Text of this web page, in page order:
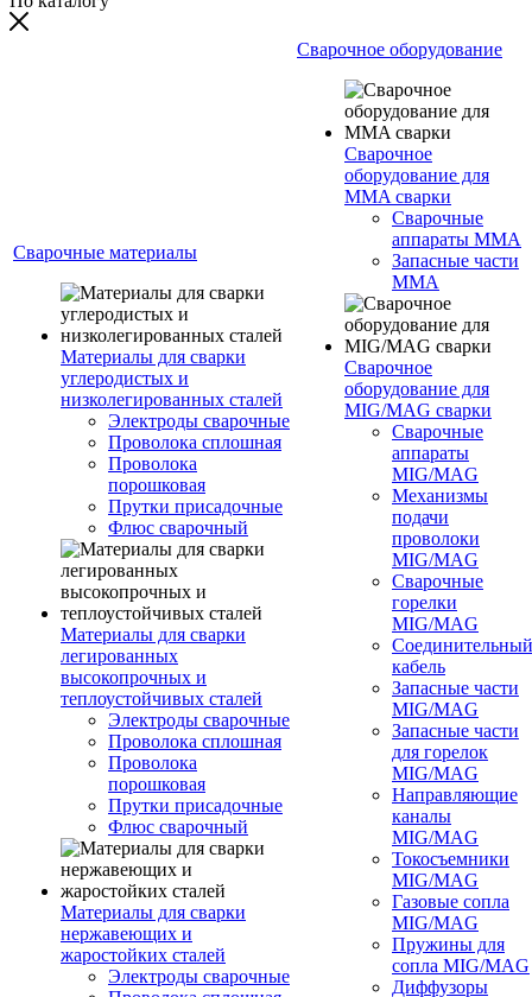
Сварочные материалы
Материалы для сварки
углеродистых и
низколегированных сталей
Электроды сварочные
Проволока сплошная
Проволока
порошковая
Прутки присадочные
Флюс сварочный
Материалы для сварки
легированных
высокопрочных и
теплоустойчивых сталей
Электроды сварочные
Проволока сплошная
Проволока
порошковая
Прутки присадочные
Флюс сварочный
Материалы для сварки
нержавеющих и
жаростойких сталей
Электроды сварочные
Сварочное оборудование
Сварочное
оборудование для
MMA сварки
Сварочные
аппараты MMA
Запасные части
MMA
Сварочное
оборудование для
MIG/MAG сварки
Сварочные
аппараты
MIG/MAG
Механизмы
подачи
проволоки
MIG/MAG
Сварочные
горелки
MIG/MAG
Соединительный
кабель
Запасные части
MIG/MAG
Запасные части
для горелок
MIG/MAG
Направляющие
каналы
MIG/MAG
Токосъемники
MIG/MAG
Газовые сопла
MIG/MAG
Пружины для
сопла MIG/MAG
Диффузоры